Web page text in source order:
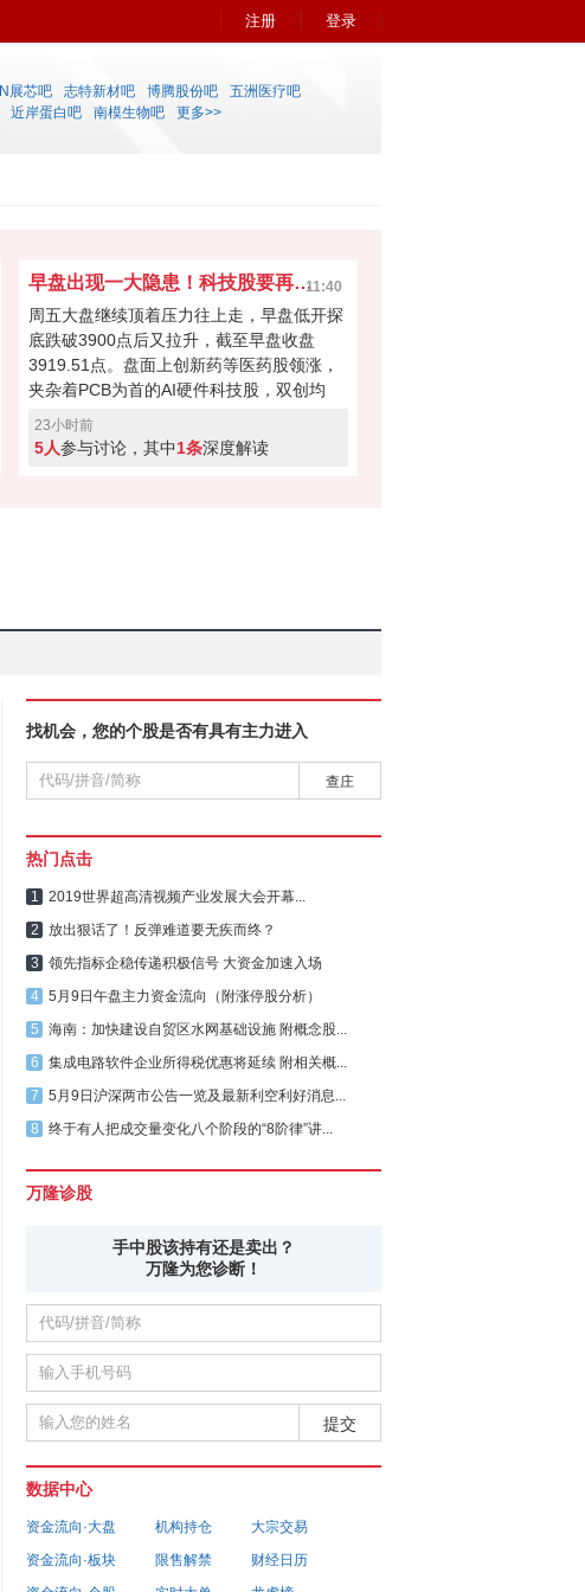
注册 登录
N展芯吧 志特新材吧 博腾股份吧
五洲医疗吧
近岸蛋白吧 南模生物吧 更多>>
早盘出现一大隐患！科技股要再次吸干大盘？11:40
周五大盘继续顶着压力往上走，早盘低开探
底跌破3900点后又拉升，截至早盘收盘
3919.51点。盘面上创新药等医药股领涨，
夹杂着PCB为首的AI硬件科技股，双创均
涨。科技股本次反弹力度不小，但早盘成交
缩量700多亿，如此下去会不会无法撑起大
23小时前
5人参与讨论，其中1条深度解读
找机会，您的个股是否有具有主力进入
查庄
热门点击
1
2019世界超高清视频产业发展大会开幕...
2
放出狠话了！反弹难道要无疾而终？
3
领先指标企稳传递积极信号 大资金加速入场
4
5月9日午盘主力资金流向（附涨停股分析）
5
海南：加快建设自贸区水网基础设施 附概念股...
6
集成电路软件企业所得税优惠将延续 附相关概...
7
5月9日沪深两市公告一览及最新利空利好消息...
8
终于有人把成交量变化八个阶段的“8阶律”讲...
万隆诊股
手中股该持有还是卖出？
万隆为您诊断！
数据中心
资金流向·大盘 机构持仓
大宗交易
资金流向·板块
限售解禁
财经日历